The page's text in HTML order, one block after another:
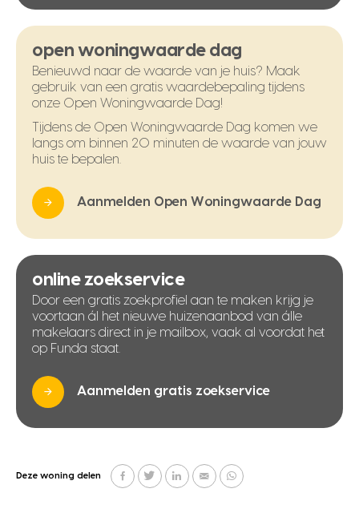
open woningwaarde dag
Benieuwd naar de waarde van je huis? Maak
gebruik van een gratis waardebepaling tijdens
onze Open Woningwaarde Dag!
Tijdens de Open Woningwaarde Dag komen we
langs om binnen 20 minuten de waarde van jouw
huis te bepalen.
Aanmelden Open Woningwaarde Dag
online zoekservice
Door een gratis zoekprofiel aan te maken krijg je
voortaan ál het nieuwe huizenaanbod van álle
makelaars direct in je mailbox, vaak al voordat het
op Funda staat.
Aanmelden gratis zoekservice
Deze woning delen